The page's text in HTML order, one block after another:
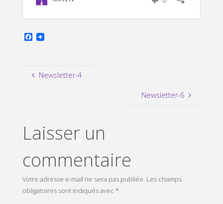
F
o Newsletter-4
Newsletter-6
Laisser un
commentaire
Votre adresse e-mail ne sera pas publiée. Les champs
obligatoires sont indiqués avec *